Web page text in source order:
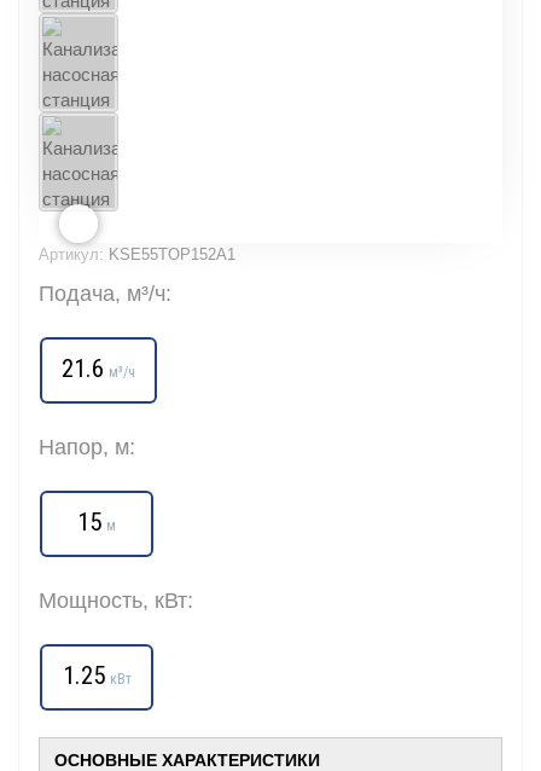
Артикул: KSE55TOP152A1
Подача, м³/ч:
21.6 м³/ч
Напор, м:
15 м
Мощность, кВт:
1.25 кВт
ОСНОВНЫЕ ХАРАКТЕРИСТИКИ